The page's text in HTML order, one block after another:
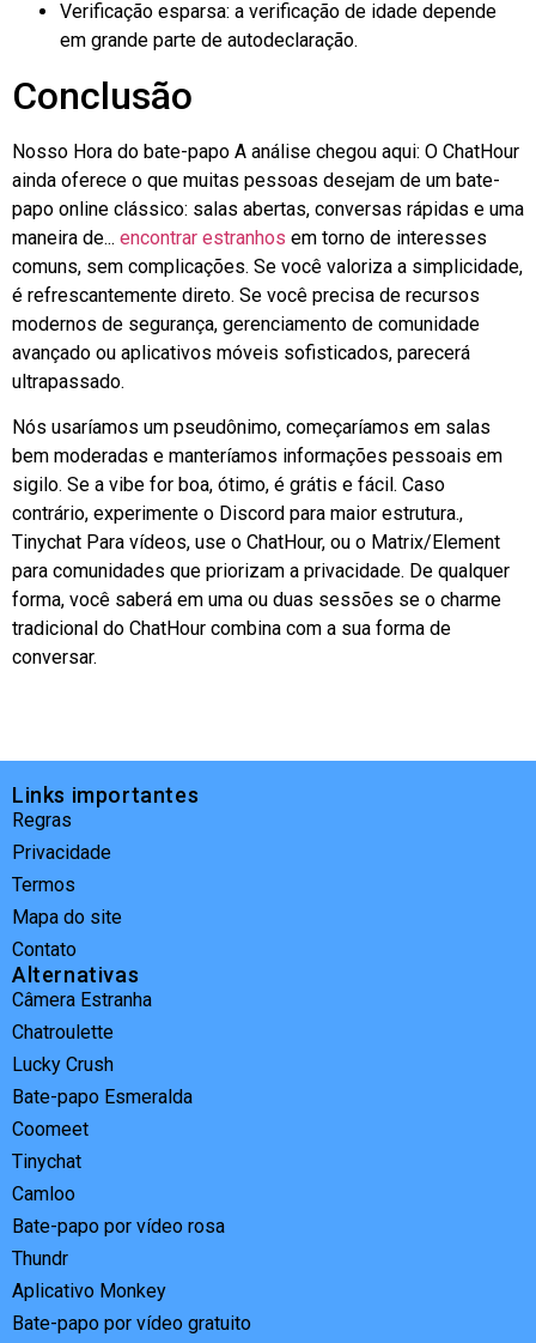
Verificação esparsa: a verificação de idade depende
em grande parte de autodeclaração.
Conclusão
Nosso Hora do bate-papo A análise chegou aqui: O ChatHour
ainda oferece o que muitas pessoas desejam de um bate-
papo online clássico: salas abertas, conversas rápidas e uma
maneira de... encontrar estranhos em torno de interesses
comuns, sem complicações. Se você valoriza a simplicidade,
é refrescantemente direto. Se você precisa de recursos
modernos de segurança, gerenciamento de comunidade
avançado ou aplicativos móveis sofisticados, parecerá
ultrapassado.
Nós usaríamos um pseudônimo, começaríamos em salas
bem moderadas e manteríamos informações pessoais em
sigilo. Se a vibe for boa, ótimo, é grátis e fácil. Caso
contrário, experimente o Discord para maior estrutura.,
Tinychat Para vídeos, use o ChatHour, ou o Matrix/Element
para comunidades que priorizam a privacidade. De qualquer
forma, você saberá em uma ou duas sessões se o charme
tradicional do ChatHour combina com a sua forma de
conversar.
Links importantes
Regras
Privacidade
Termos
Mapa do site
Contato
Alternativas
Câmera Estranha
Chatroulette
Lucky Crush
Bate-papo Esmeralda
Coomeet
Tinychat
Camloo
Bate-papo por vídeo rosa
Thundr
Aplicativo Monkey
Bate-papo por vídeo gratuito